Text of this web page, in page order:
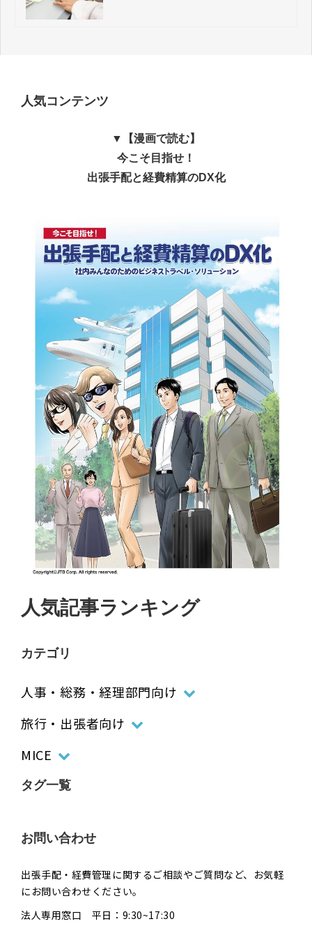
人気コンテンツ
▼【漫画で読む】
今こそ目指せ！
出張手配と経費精算のDX化
人気記事ランキング
カテゴリ
人事・総務・経理部門向け
旅行・出張者向け
MICE
タグ一覧
お問い合わせ
出張手配・経費管理に関するご相談やご質問など、お気軽
にお問い合わせください。
法人専用窓口 平日：9:30~17:30